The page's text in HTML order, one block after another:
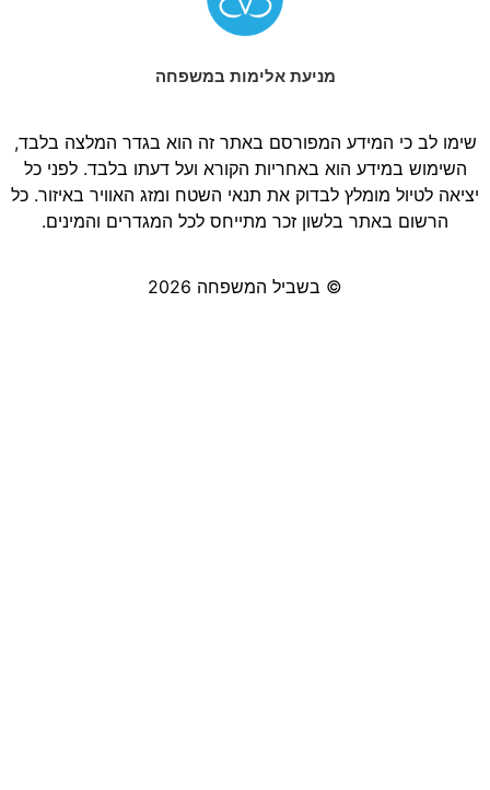
מניעת אלימות במשפחה
שימו לב כי המידע המפורסם באתר זה הוא בגדר המלצה בלבד,
השימוש במידע הוא באחריות הקורא ועל דעתו בלבד. לפני כל
יציאה לטיול מומלץ לבדוק את תנאי השטח ומזג האוויר באיזור. כל
הרשום באתר בלשון זכר מתייחס לכל המגדרים והמינים.
© בשביל המשפחה 2026